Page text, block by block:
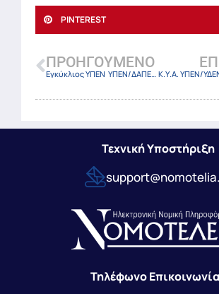
PINTEREST
ΠΡΟΗΓΟΎΜΕΝΟ
Εγκύκλιος ΥΠΕΝ ΥΠΕΝ/ΔΑΠΕΕΚ/140435/4304/18-12-24
Τεχνική Υποστήριξη
Τηλέφωνο